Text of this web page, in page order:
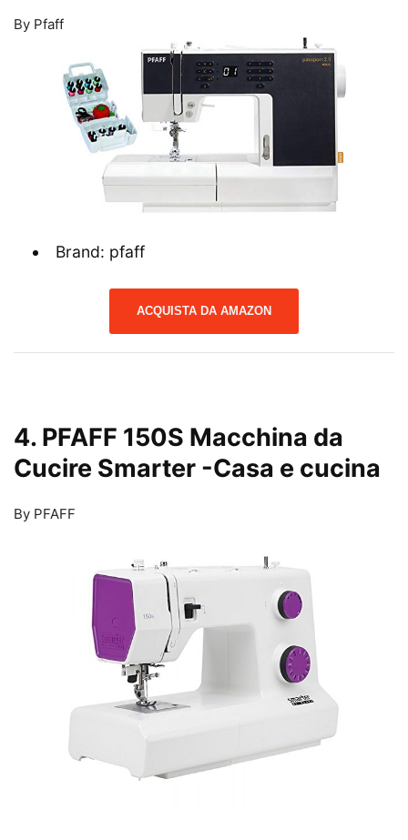
By Pfaff
Brand: pfaff
ACQUISTA DA AMAZON
4. PFAFF 150S Macchina da
Cucire Smarter -Casa e cucina
By PFAFF